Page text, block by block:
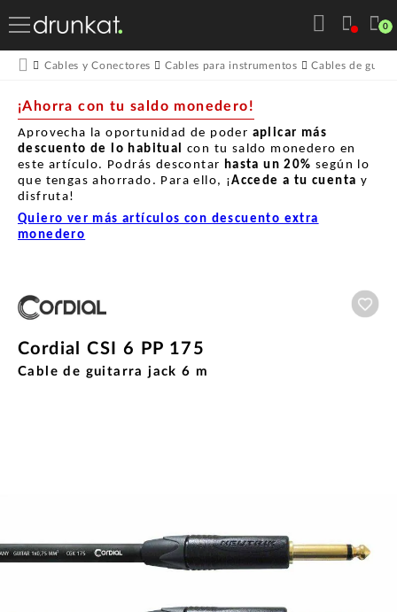
0
Cables y Conectores Cables para instrumentos Cables de
¡Ahorra con tu saldo monedero!
Aprovecha la oportunidad de poder aplicar más
descuento de lo habitual con tu saldo monedero en
este artículo. Podrás descontar hasta un 20% según lo
que tengas ahorrado. Para ello, ¡Accede a tu cuenta y
disfruta!
Quiero ver más artículos con descuento extra
monedero
Cordial CSI 6 PP 175
Cable de guitarra jack 6 m